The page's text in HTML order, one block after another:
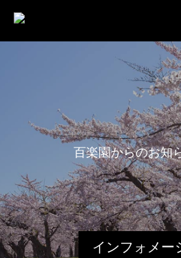
インフォメー
百楽園からのお知
最